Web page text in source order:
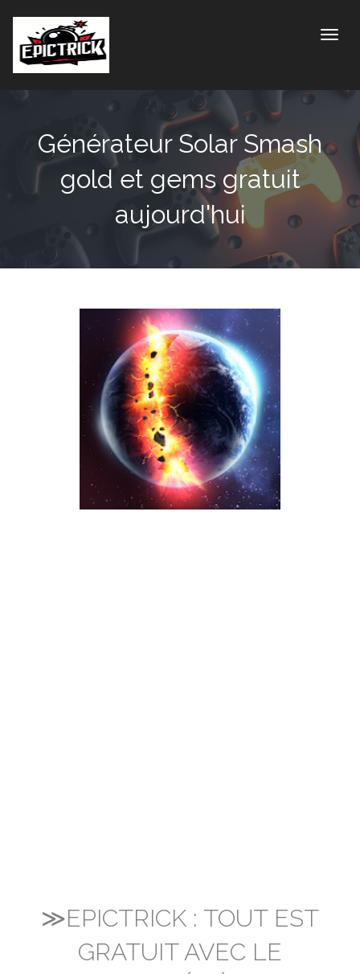
Générateur Solar Smash
gold et gems gratuit
aujourd'hui
≫EPICTRICK : TOUT EST
GRATUIT AVEC LE